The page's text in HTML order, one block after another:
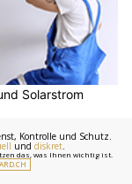
Solarstrom